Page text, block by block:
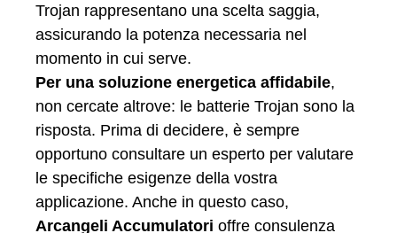
Trojan rappresentano una scelta saggia,
assicurando la potenza necessaria nel
momento in cui serve.
Per una soluzione energetica affidabile,
non cercate altrove: le batterie Trojan sono la
risposta. Prima di decidere, è sempre
opportuno consultare un esperto per valutare
le specifiche esigenze della vostra
applicazione. Anche in questo caso,
Arcangeli Accumulatori offre consulenza